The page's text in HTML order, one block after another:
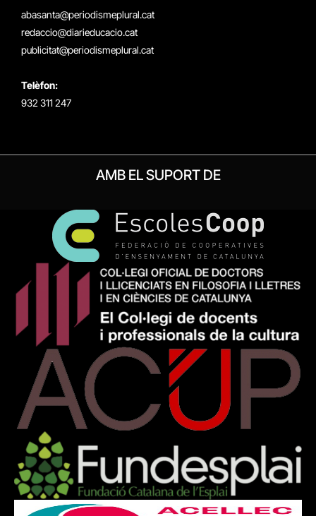
abasanta@periodismeplural.cat
redaccio@diarieducacio.cat
publicitat@periodismeplural.cat
Telèfon:
932 311 247
AMB EL SUPORT DE